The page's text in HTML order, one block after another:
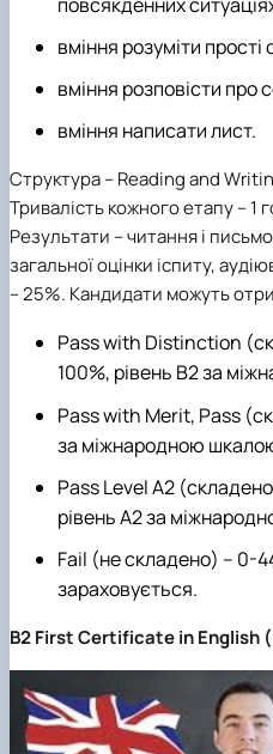
вміння розуміти прості
вміння розповісти про
вміння написати лист.
Структура– Reading and
Тривалість кожного етапу– 1
Результати – читання і
загальної оцінки іспиту,
– 25%. Кандидати можуть
Pass with Distinction
100%, рівень B2 за
Pass with Merit, Pass
за міжнародною
Pass Level A2
рівень A2 за
Fail (не складено) – 0-
зараховується.
B2 First Certificate in English